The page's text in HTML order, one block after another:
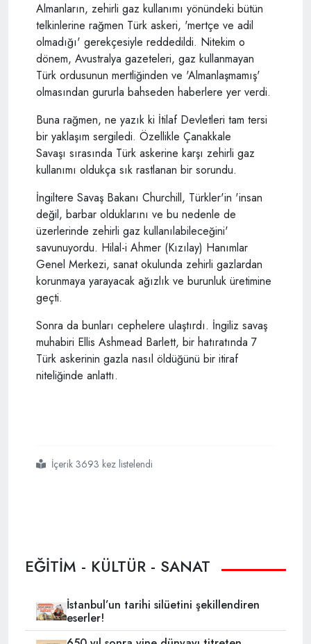
Almanların, zehirli gaz kullanımı yönündeki bütün
telkinlerine rağmen Türk askeri, 'mertçe ve adil
olmadığı' gerekçesiyle reddedildi. Nitekim o
dönem, Avustralya gazeteleri, gaz kullanmayan
Türk ordusunun mertliğinden ve 'Almanlaşmamış'
olmasından gururla bahseden haberlere yer verdi.
Buna rağmen, ne yazık ki İtilaf Devletleri tam tersi
bir yaklaşım sergiledi. Özellikle Çanakkale
Savaşı sırasında Türk askerine karşı zehirli gaz
kullanımı oldukça sık rastlanan bir sorundu.
İngiltere Savaş Bakanı Churchill, Türkler'in 'insan
değil, barbar olduklarını ve bu nedenle de
üzerlerinde zehirli gaz kullanılabileceğini'
savunuyordu. Hilal-i Ahmer (Kızılay) Hanımlar
Genel Merkezi, sanat okulunda zehirli gazlardan
korunmaya yarayacak ağızlık ve burunluk üretimine
geçti.
Sonra da bunları cephelere ulaştırdı. İngiliz savaş
muhabiri Ellis Ashmead Barlett, bir hatıratında 7
Türk askerinin gazla nasıl öldüğünü bir itiraf
niteliğinde anlattı.
#osmanlı
#çanakkale savaşı
#almanların zehirli gaz teklifi
İçerik 3693 kez listelendi
EĞİTİM - KÜLTÜR - SANAT
İstanbul’un tarihi silüetini şekillendiren
eserler!